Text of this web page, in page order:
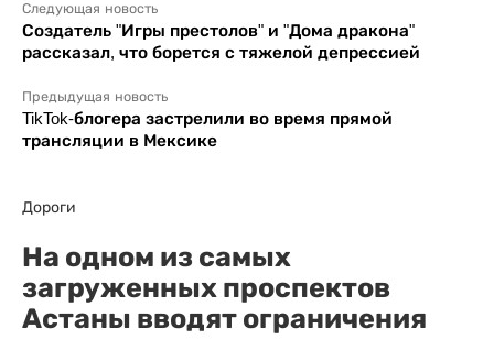
Следующая новость
Создатель "Игры престолов" и "Дома дракона"
рассказал, что борется с тяжелой депрессией
Предыдущая новость
TikTok-блогера застрелили во время прямой
трансляции в Мексике
Дороги
На одном из самых
загруженных проспектов
Астаны вводят ограничения